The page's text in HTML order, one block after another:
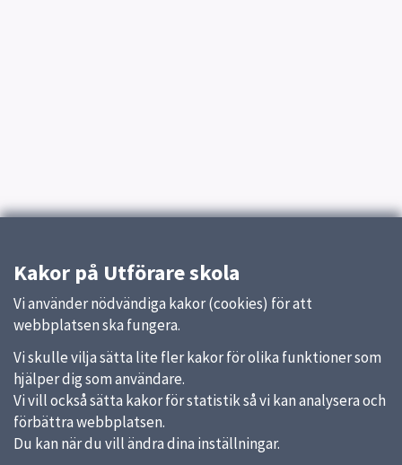
Kakor på Utförare skola
Vi använder nödvändiga kakor (cookies) för att
webbplatsen ska fungera.
Vi skulle vilja sätta lite fler kakor för olika funktioner som
hjälper dig som användare.
Vi vill också sätta kakor för statistik så vi kan analysera och
förbättra webbplatsen.
Du kan när du vill ändra dina inställningar.